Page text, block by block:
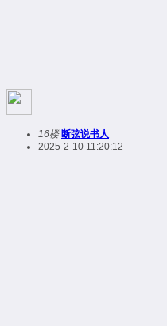
16楼 断弦说书人
2025-2-10 11:20:12